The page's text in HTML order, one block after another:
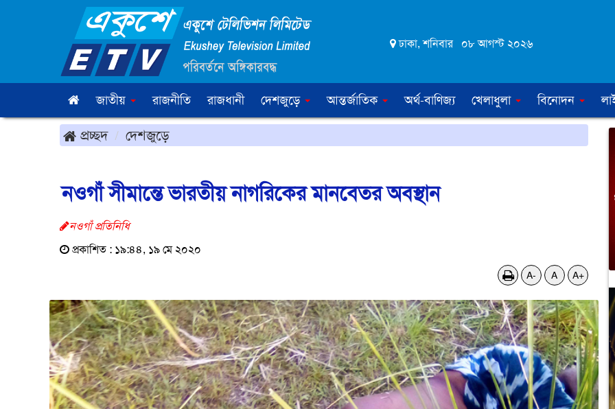
ঢাকা, শনিবার ০৮ আগস্ট ২০২৬
জাতীয় রাজনীতি রাজধানী দেশজুড়ে আন্তর্জাতিক অর্থ-বাণিজ্য খেলাধুলা বিনোদন
প্রচ্ছদ দেশজুড়ে
নওগাঁ সীমান্তে ভারতীয় নাগরিকের মানবেতর অবস্থান
নওগাঁ প্রতিনিধি
প্রকাশিত : ১৯:৪৪, ১৯ মে ২০২০
A- A A+